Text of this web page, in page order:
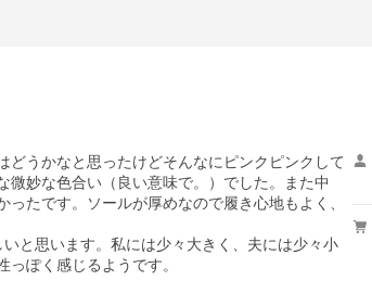
うかなと思ったけどそんなにピンクピンクして
妙な色合い（良い意味で。）でした。また中
たです。ソールが厚めなので履き心地もよく、
と思います。私には少々大きく、夫には少々小
ぽく感じるようです。